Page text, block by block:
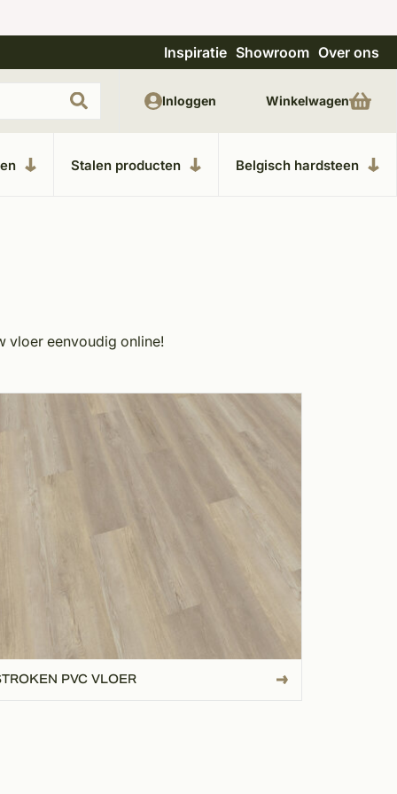
Unieke materialen in kempische bouwstijl
Inspiratie Showroom Over ons
Stalen producten Belgisch hardsteen
Inloggen Winkelwagen
vloer eenvoudig online!
PVC VLOER